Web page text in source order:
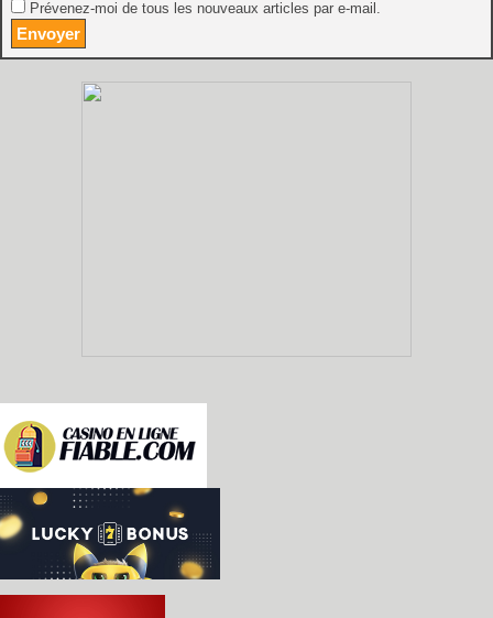
Prévenez-moi de tous les nouveaux articles par e-mail.